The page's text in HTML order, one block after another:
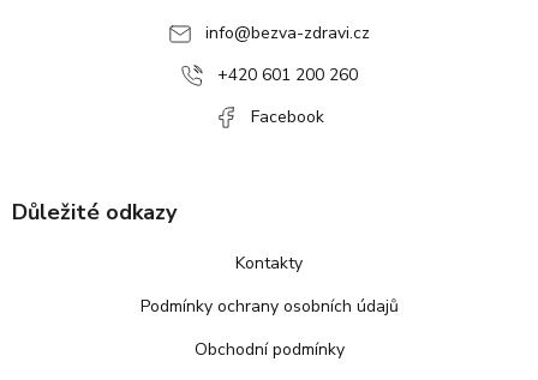
info@bezva-zdravi.cz
+420 601 200 260
Facebook
Důležité odkazy
Kontakty
Podmínky ochrany osobních údajů
Obchodní podmínky